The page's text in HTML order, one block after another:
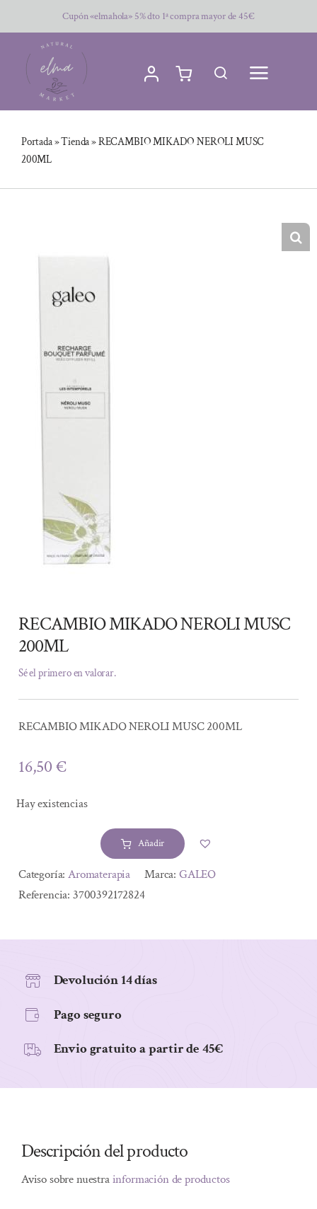
al
contenido
Cupón «elmahola» 5% dto 1ª compra mayor de 45€
Portada»Tienda»RECAMBIO MIKADO NEROLI MUSC
200ML
RECAMBIO MIKADO NEROLI MUSC
200ML
Sé el primero en valorar.
RECAMBIO MIKADO NEROLI MUSC 200ML
16,50€
Hay existencias
RECAMBIO
MIKADO
NEROLI
Añadir
Alternative:
Categoría:Aromaterapia Marca: GALEO
Referencia: 3700392172824
Devolución 14 días
Pago seguro
Envio gratuito a partir de 45€
Descripción del producto
Aviso sobre nuestrainformación de productos